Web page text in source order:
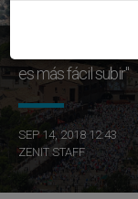
Torreciudad:
es más fácil subir"
SEP 14, 2018 12:43
ZENIT STAFF